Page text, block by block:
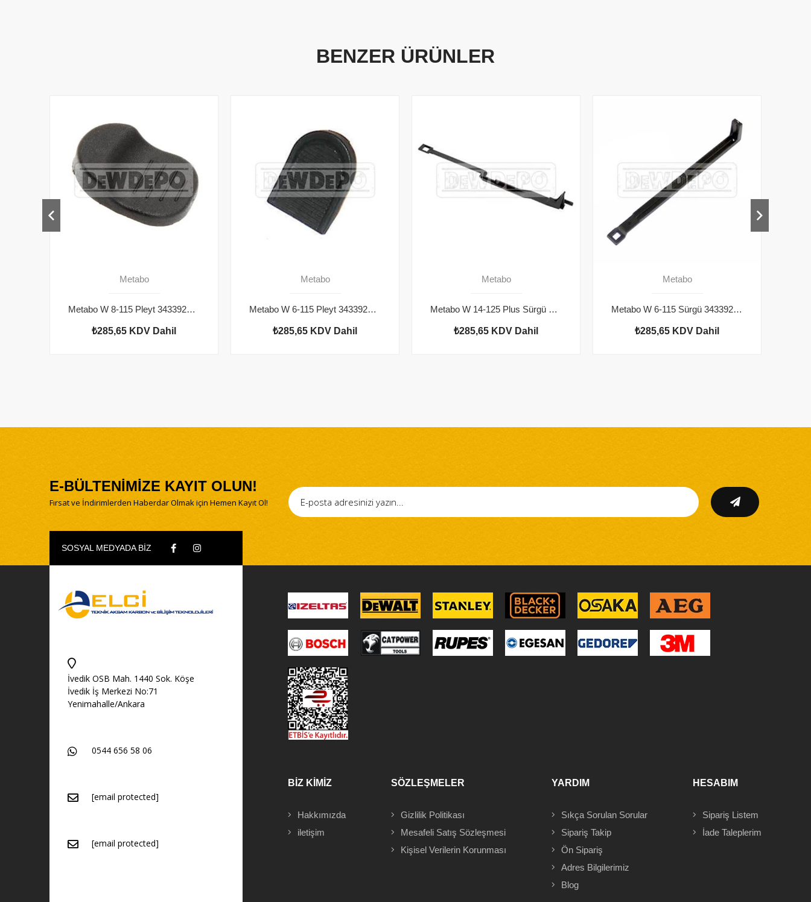
BENZER ÜRÜNLER
Metabo
Metabo W 8-115 Pleyt 343392980
₺285,65 KDV Dahil
Metabo
Metabo W 6-115 Pleyt 343392080
₺285,65 KDV Dahil
Metabo
Metabo W 14-125 Plus Sürgü 343393530
₺285,65 KDV Dahil
Metabo
Metabo W 6-115 Sürgü 343392090
₺285,65 KDV Dahil
E-BÜLTENİMİZE KAYIT OLUN!
Fırsat ve İndirimlerden Haberdar Olmak için Hemen Kayıt Ol!
SOSYAL MEDYADA BİZ
İvedik OSB Mah. 1440 Sok. Köşe
İvedik İş Merkezi No:71
Yenimahalle/Ankara
0544 656 58 06
[email protected]
[email protected]
BİZ KİMİZ
Hakkımızda
iletişim
SÖZLEŞMELER
Gizlilik Politikası
Mesafeli Satış Sözleşmesi
Kişisel Verilerin Korunması
YARDIM
Sıkça Sorulan Sorular
Sipariş Takip
Ön Sipariş
Adres Bilgilerimiz
Blog
HESABIM
Sipariş Listem
İade Taleplerim